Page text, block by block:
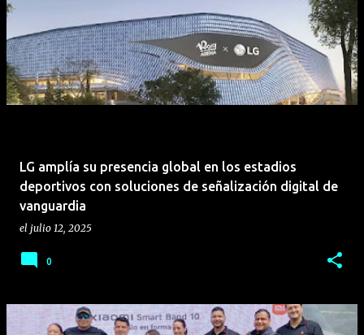
LG amplía su presencia global en los estadios
deportivos con soluciones de señalización digital de
vanguardia
el julio 12, 2025
0